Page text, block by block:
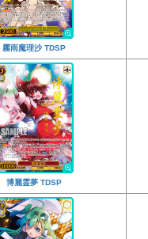
霧雨魔理沙 TDSP
博麗霊夢 TDSP